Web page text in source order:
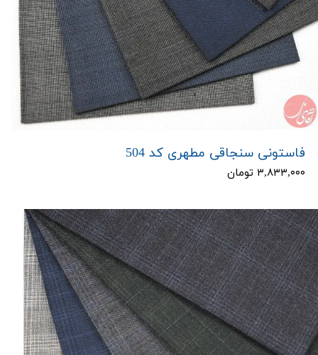
فاستونی سنجاقی مطهری کد 504
۳,۸۳۳,۰۰۰ تومان